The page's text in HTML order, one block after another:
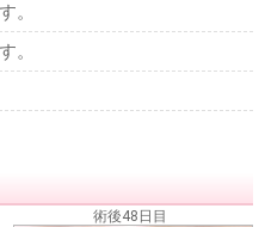
。
。
術後48日目